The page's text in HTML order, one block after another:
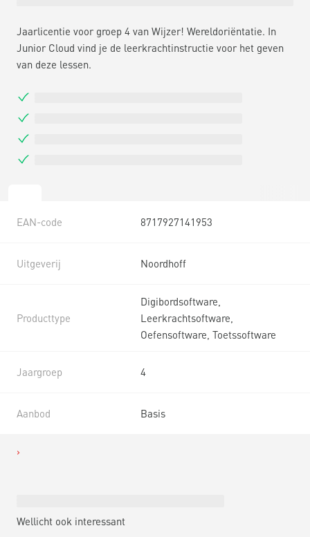
Jaarlicentie voor groep 4 van Wijzer! Wereldoriëntatie. In
Junior Cloud vind je de leerkrachtinstructie voor het geven
van deze lessen.
EAN-code 8717927141953
Uitgeverij Noordhoff
Producttype
Digibordsoftware,
Leerkrachtsoftware,
Oefensoftware, Toetssoftware
Jaargroep 4
Aanbod Basis
Wellicht ook interessant